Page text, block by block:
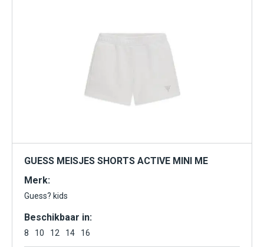
GUESS MEISJES SHORTS ACTIVE MINI ME
Merk:
Guess? kids
Beschikbaar in:
8 10 12 14 16